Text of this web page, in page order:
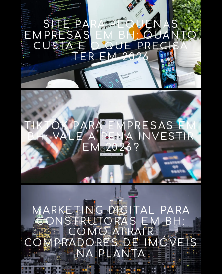
SITE PARA PEQUENAS
EMPRESAS EM BH: QUANTO
CUSTA E O QUE PRECISA
TER EM 2026
TIKTOK PARA EMPRESAS EM
BH: VALE A PENA INVESTIR
EM 2026?
MARKETING DIGITAL PARA
CONSTRUTORAS EM BH:
COMO ATRAIR
COMPRADORES DE IMÓVEIS
NA PLANTA